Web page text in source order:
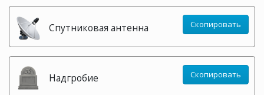
Спутниковая антенна Скопировать
Надгробие Скопировать